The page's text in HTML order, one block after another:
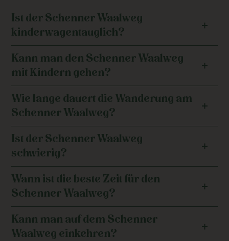
Ist der Schenner Waalweg
kinderwagentauglich?
Kann man den Schenner Waalweg
mit Kindern gehen?
Wie lange dauert die Wanderung am
Schenner Waalweg?
Ist der Schenner Waalweg
schwierig?
Wann ist die beste Zeit für den
Schenner Waalweg?
Kann man auf dem Schenner
Waalweg einkehren?